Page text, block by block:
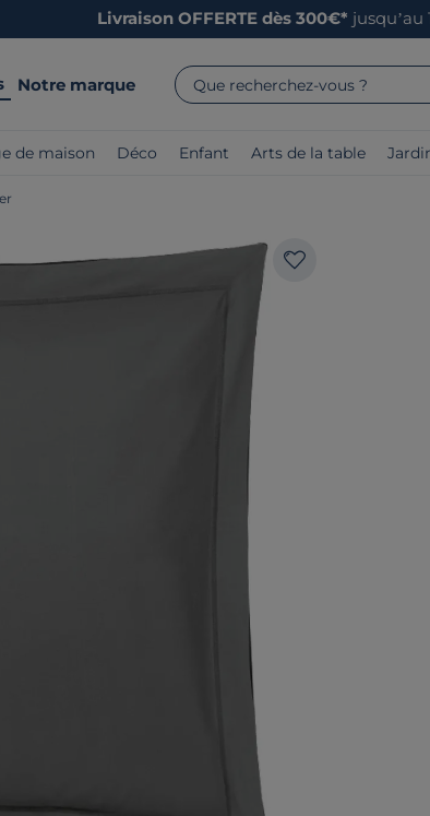
Livraison OFFERTE dès 300€* jusqu’au
Notre marque Que recherchez-vous ?
de maison Déco Enfant Arts de la table